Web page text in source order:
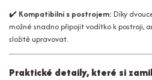
✔️ Kompatibilní s postrojem: Díky
možné snadno připojit vodítko k postroji,
složitě upravovat.
Praktické detaily, které si